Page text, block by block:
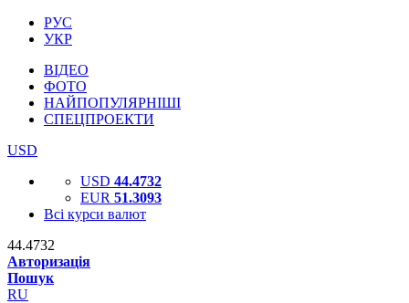
РУС
УКР
ВІДЕО
ФОТО
НАЙПОПУЛЯРНІШІ
СПЕЦПРОЕКТИ
USD
USD 44.4732
EUR 51.3093
Всі курси валют
44.4732
Авторизація
Пошук
RU